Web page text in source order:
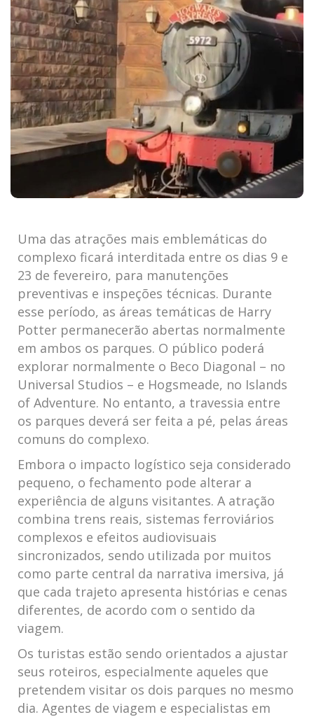
Uma das atrações mais emblemáticas do
complexo ficará interditada entre os dias 9 e
23 de fevereiro, para manutenções
preventivas e inspeções técnicas. Durante
esse período, as áreas temáticas de Harry
Potter permanecerão abertas normalmente
em ambos os parques. O público poderá
explorar normalmente o Beco Diagonal – no
Universal Studios – e Hogsmeade, no Islands
of Adventure. No entanto, a travessia entre
os parques deverá ser feita a pé, pelas áreas
comuns do complexo.
Embora o impacto logístico seja considerado
pequeno, o fechamento pode alterar a
experiência de alguns visitantes. A atração
combina trens reais, sistemas ferroviários
complexos e efeitos audiovisuais
sincronizados, sendo utilizada por muitos
como parte central da narrativa imersiva, já
que cada trajeto apresenta histórias e cenas
diferentes, de acordo com o sentido da
viagem.
Os turistas estão sendo orientados a ajustar
seus roteiros, especialmente aqueles que
pretendem visitar os dois parques no mesmo
dia. Agentes de viagem e especialistas em